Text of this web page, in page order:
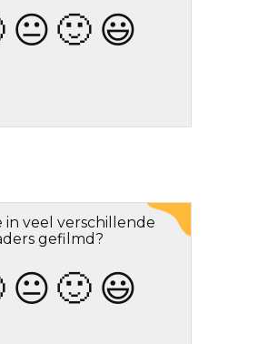
😐 🙂 😃
in veel verschillende
gefilmd?
😐 🙂 😃